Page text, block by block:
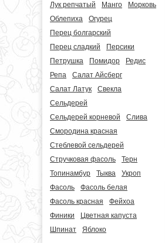
Лук репчатый
Манго
Морковь
Облепиха
Огурец
Перец болгарский
Перец сладкий
Персики
Петрушка
Помидор
Редис
Репа
Салат Айсберг
Салат Латук
Свекла
Сельдерей
Сельдерей корневой
Слива
Смородина красная
Стеблевой сельдерей
Стручковая фасоль
Терн
Топинамбур
Тыква
Укроп
Фасоль
Фасоль белая
Фасоль красная
Фейхоа
Финики
Цветная капуста
Шпинат
Яблоко